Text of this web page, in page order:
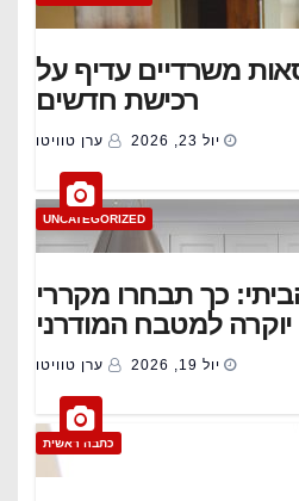
משרדיים עדיף על
רכישת חדשים
יול 23, 2026 ערן טוויטו
UNCATEGORIZED
כך תבחרו מקררי
יוקרה למטבח המודרני
יול 19, 2026 ערן טוויטו
כתבה ראשית